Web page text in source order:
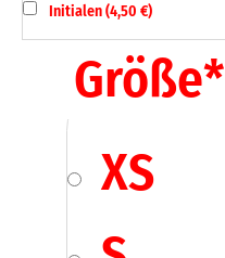
Initialen (4,50 €)
Größe*
XS